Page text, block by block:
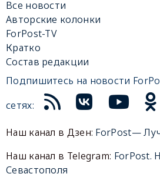
Все новости
Авторские колонки
ForPost-TV
Кратко
Состав редакции
Подпишитесь на новости
сетях:
Наш канал в Дзен: ForPost—
Наш канал в Telegram: ForPost.
Севастополя